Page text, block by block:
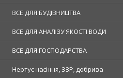
ВСЕ ДЛЯ БУДІВНИЦТВА
ВСЕ ДЛЯ АНАЛІЗУ ЯКОСТІ ВОДИ
ВСЕ ДЛЯ ГОСПОДАРСТВА
Нертус насіння, ЗЗР, добрива